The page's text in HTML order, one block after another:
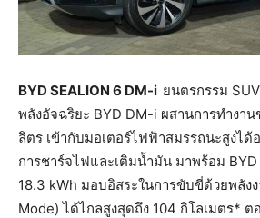
BYD SEALION 6 DM-i ยนตรกรรม
พลังอัจฉริยะ BYD DM-i ผสานการทำงาน
ลิตร เข้ากับมอเตอร์ไฟฟ้าสมรรถนะสูงได้
การชาร์จไฟและเติมน้ำมัน มาพร้อม
18.3 kWh มอบอิสระในการขับขี่ด้วยพลัง
Mode) ได้ไกลสูงสุดถึง 104 กิโลเมตร* ต